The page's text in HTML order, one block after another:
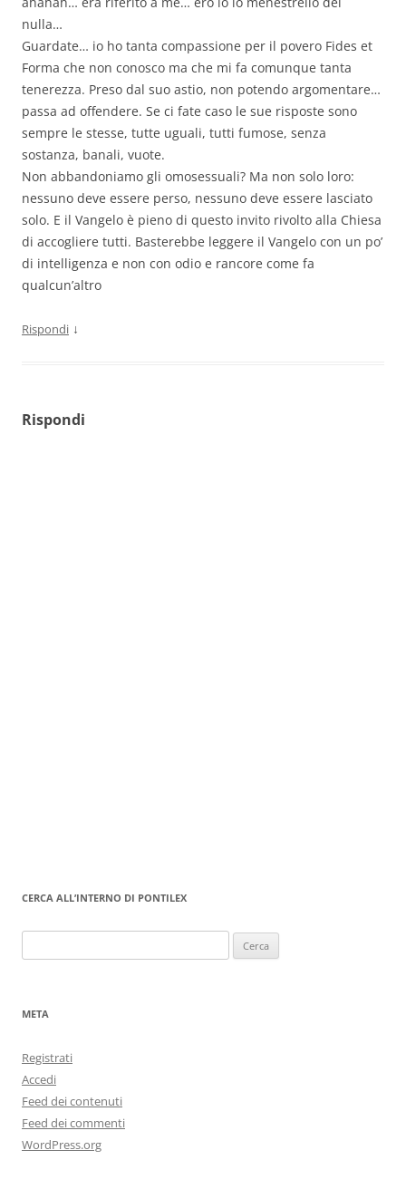
nulla…
Guardate… io ho tanta compassione per il povero Fides et
Forma che non conosco ma che mi fa comunque tanta
tenerezza. Preso dal suo astio, non potendo argomentare…
passa ad offendere. Se ci fate caso le sue risposte sono
sempre le stesse, tutte uguali, tutti fumose, senza
sostanza, banali, vuote.
Non abbandoniamo gli omosessuali? Ma non solo loro:
nessuno deve essere perso, nessuno deve essere lasciato
solo. E il Vangelo è pieno di questo invito rivolto alla Chiesa
di accogliere tutti. Basterebbe leggere il Vangelo con un po’
di intelligenza e non con odio e rancore come fa
qualcun’altro
Rispondi ↓
Rispondi
CERCA ALL’INTERNO DI PONTILEX
per:
META
Registrati
Accedi
Feed dei contenuti
Feed dei commenti
WordPress.org